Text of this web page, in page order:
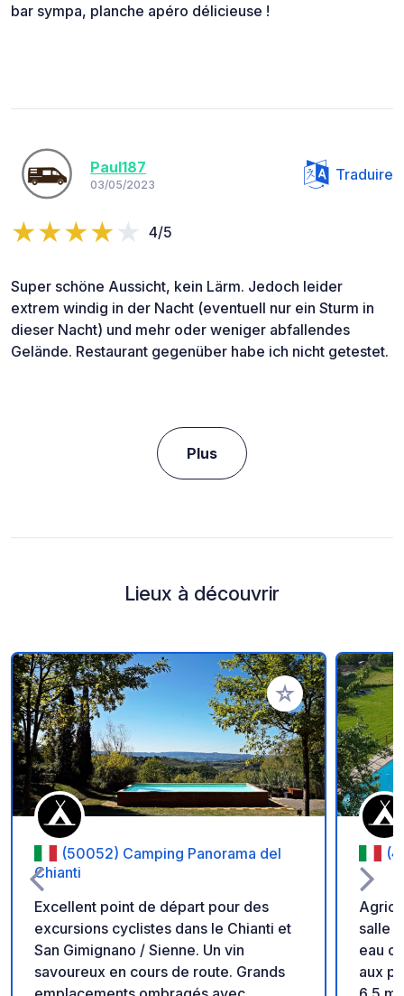
bar sympa, planche apéro délicieuse !
Paul187
03/05/2023
Traduire
4/5
Super schöne Aussicht, kein Lärm. Jedoch leider
extrem windig in der Nacht (eventuell nur ein Sturm in
dieser Nacht) und mehr oder weniger abfallendes
Gelände. Restaurant gegenüber habe ich nicht getestet.
Plus
Lieux à découvrir
Ajouter à vos
(50052) Camping Panorama del
Chianti
Excellent point de départ pour des
excursions cyclistes dans le Chianti et
San Gimignano / Sienne. Un vin
savoureux en cours de route. Grands
salle
eau
aux